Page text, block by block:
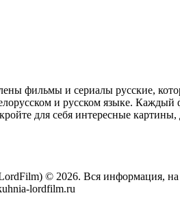
фильмы и сериалы русские,
и русском языке.
для себя интересные
© 2026. Вся информация, на
lordfilm.ru